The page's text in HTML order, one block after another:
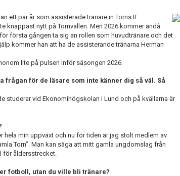
ett par år som assisterade tränare in Torns IF
knappast nytt på Tornvallen. Men 2026 kommer ändå
första gången ta sig an rollen som huvudtränare och det
kommer han att ha de assisterande tränarna Herman
lite på pulsen inför säsongen 2026.
för de läsare som inte känner dig så väl. Så
studerar vid Ekonomihögskolan i Lund och på kvällarna är
min uppväxt och nu för tiden är jag stolt medlem av
Torn”. Man kan säga att mitt gamla ungdomslag från
för åldersstrecket.
fotboll, utan du ville bli tränare?